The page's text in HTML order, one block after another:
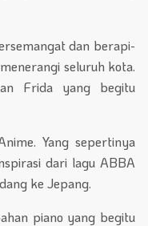
dan berapi-
seluruh kota.
Frida yang begitu
Yang sepertinya
dari lagu ABBA
ke Jepang.
piano yang begitu